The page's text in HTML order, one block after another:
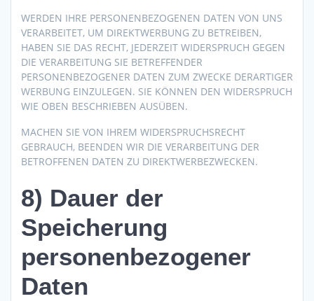
WERDEN IHRE PERSONENBEZOGENEN DATEN VON UNS
VERARBEITET, UM DIREKTWERBUNG ZU BETREIBEN,
HABEN SIE DAS RECHT, JEDERZEIT WIDERSPRUCH GEGEN
DIE VERARBEITUNG SIE BETREFFENDER
PERSONENBEZOGENER DATEN ZUM ZWECKE DERARTIGER
WERBUNG EINZULEGEN. SIE KÖNNEN DEN WIDERSPRUCH
WIE OBEN BESCHRIEBEN AUSÜBEN.
MACHEN SIE VON IHREM WIDERSPRUCHSRECHT
GEBRAUCH, BEENDEN WIR DIE VERARBEITUNG DER
BETROFFENEN DATEN ZU DIREKTWERBEZWECKEN.
8) Dauer der
Speicherung
personenbezogener
Daten